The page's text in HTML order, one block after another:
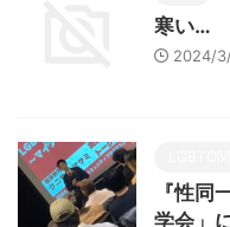
寒い…
2024/
『性同
学会」